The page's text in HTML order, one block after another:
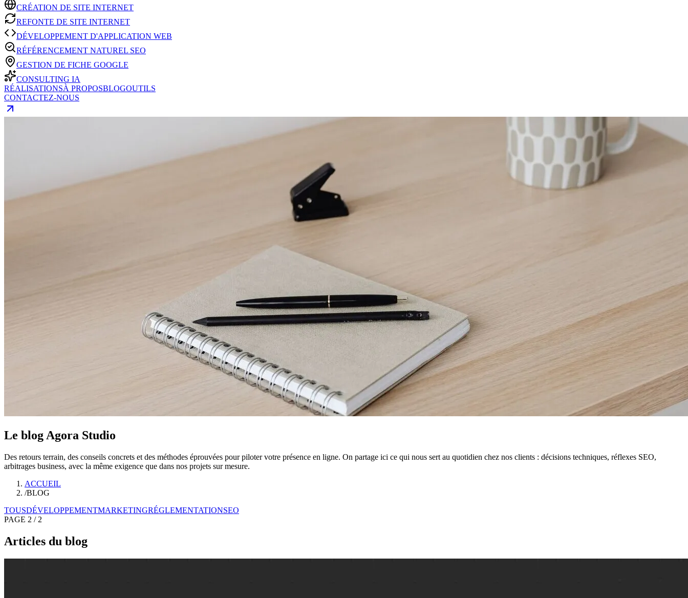
CRÉATION DE SITE INTERNET
REFONTE DE SITE INTERNET
DÉVELOPPEMENT D'APPLICATION WEB
RÉFÉRENCEMENT NATUREL SEO
GESTION DE FICHE GOOGLE
CONSULTING IA
RÉALISATIONSÀ PROPOSBLOGOUTILS
CONTACTEZ-NOUS
Le blog Agora Studio
Des retours terrain, des conseils concrets et des méthodes éprouvées pour piloter votre présence en ligne. On partage ici ce qui nous sert au quotidien chez nos clients : décisions techniques, réflexes SEO,
arbitrages business, avec la même exigence que dans nos projets sur mesure.
ACCUEIL
/BLOG
TOUSDÉVELOPPEMENTMARKETINGRÉGLEMENTATIONSEO
PAGE 2 / 2
Articles du blog